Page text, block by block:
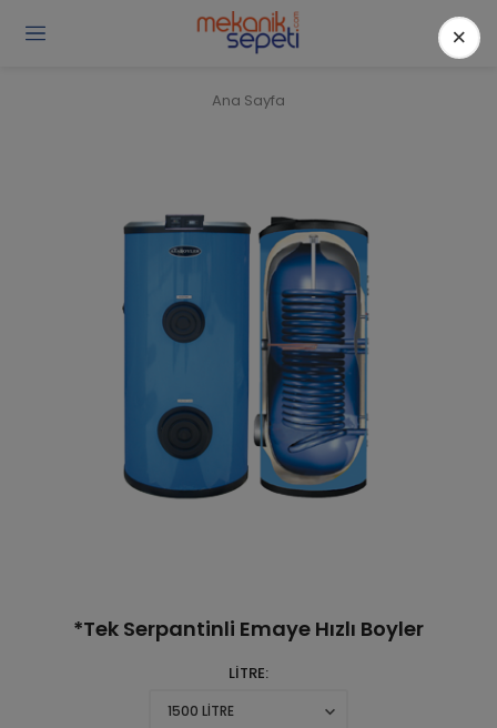
Ana Sayfa
*Tek Serpantinli Emaye Hızlı Boyler
LİTRE
×